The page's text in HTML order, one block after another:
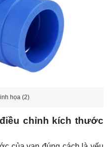
họa (2)
chỉnh kích thước